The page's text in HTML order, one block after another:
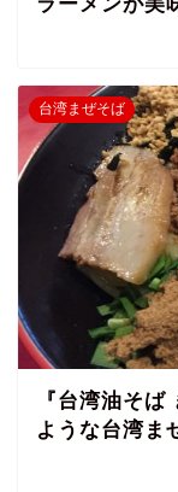
台湾まぜそば
『台湾油そ
ような台湾ま